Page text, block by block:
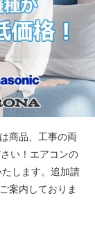
商品、工事の両
い！エアコンの
します。追加請
案内しておりま